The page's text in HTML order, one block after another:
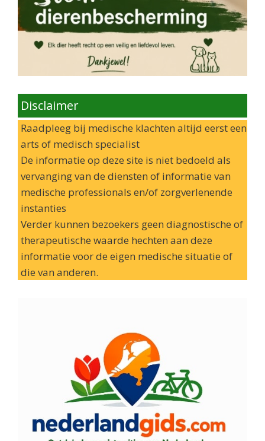
Disclaimer
Raadpleeg bij medische klachten altijd eerst een
arts of medisch specialist
De informatie op deze site is niet bedoeld als
vervanging van de diensten of informatie van
medische professionals en/of zorgverlenende
instanties
Verder kunnen bezoekers geen diagnostische of
therapeutische waarde hechten aan deze
informatie voor de eigen medische situatie of
die van anderen.